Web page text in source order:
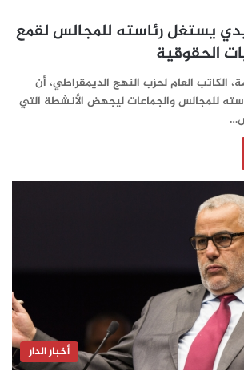
يستغل رئاسته للمجالس لقمع
الحقوقية
العام لحزب النهج الديمقراطي، أن
للمجالس والجماعات ليجهض الأنشطة التي
أخبار الدار